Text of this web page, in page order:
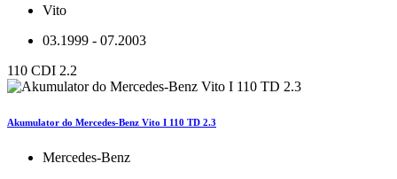
Vito
03.1999 - 07.2003
110 CDI 2.2
Akumulator do Mercedes-Benz Vito I 110 TD 2.3
Mercedes-Benz